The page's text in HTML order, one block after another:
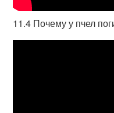
11.4 Почему у пчел